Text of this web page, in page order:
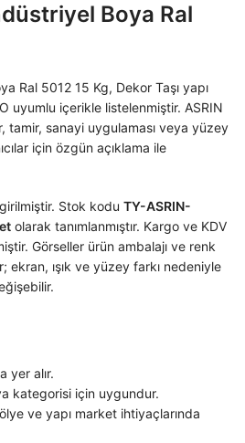
Boya Ral
Ral 5012 15 Kg, Dekor Taşı yapı
uyumlu içerikle listelenmiştir. ASRIN
tamir, sanayi uygulaması veya yüzey
için özgün açıklama ile
Stok kodu TY-ASRIN-
olarak tanımlanmıştır. Kargo ve KDV
Görseller ürün ambalajı ve renk
ekran, ışık ve yüzey farkı nedeniyle
yer alır.
kategorisi için uygundur.
ve yapı market ihtiyaçlarında